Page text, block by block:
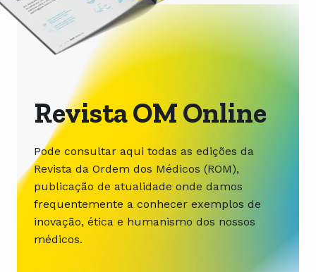
Revista OM Online
Pode consultar aqui todas as edições da
Revista da Ordem dos Médicos (ROM),
publicação de atualidade onde damos
frequentemente a conhecer exemplos de
inovação, ética e humanismo dos nossos
médicos.